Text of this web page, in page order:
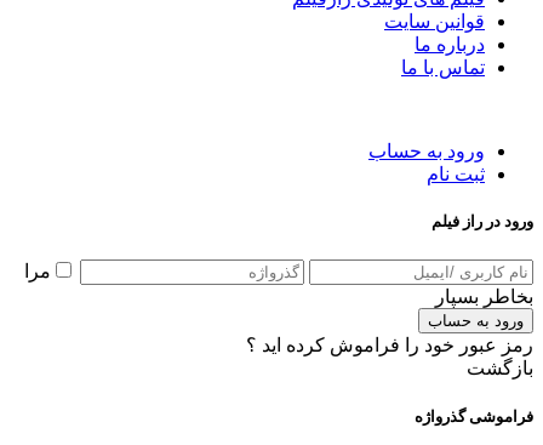
قوانین سایت
درباره ما
تماس با ما
ورود به حساب
ثبت نام
ورود در راز فیلم
مرا
بخاطر بسپار
ورود به حساب
رمز عبور خود را فراموش کرده اید ؟
بازگشت
فراموشی گذرواژه